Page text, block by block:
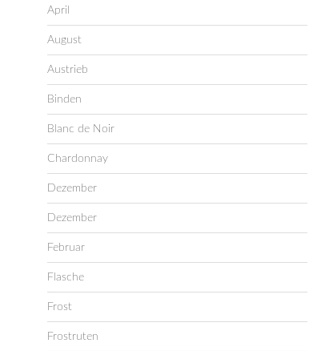
April
August
Austrieb
Binden
Blanc de Noir
Chardonnay
Dezember
Dezember
Februar
Flasche
Frost
Frostruten